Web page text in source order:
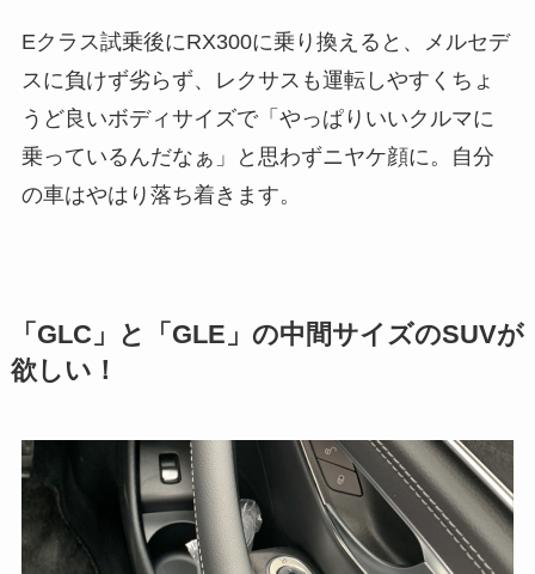
Eクラス試乗後にRX300に乗り換えると、メルセデ
スに負けず劣らず、レクサスも運転しやすくちょ
うど良いボディサイズで「やっぱりいいクルマに
乗っているんだなぁ」と思わずニヤケ顔に。自分
の車はやはり落ち着きます。
「GLC」と「GLE」の中間サイズのSUVが
欲しい！